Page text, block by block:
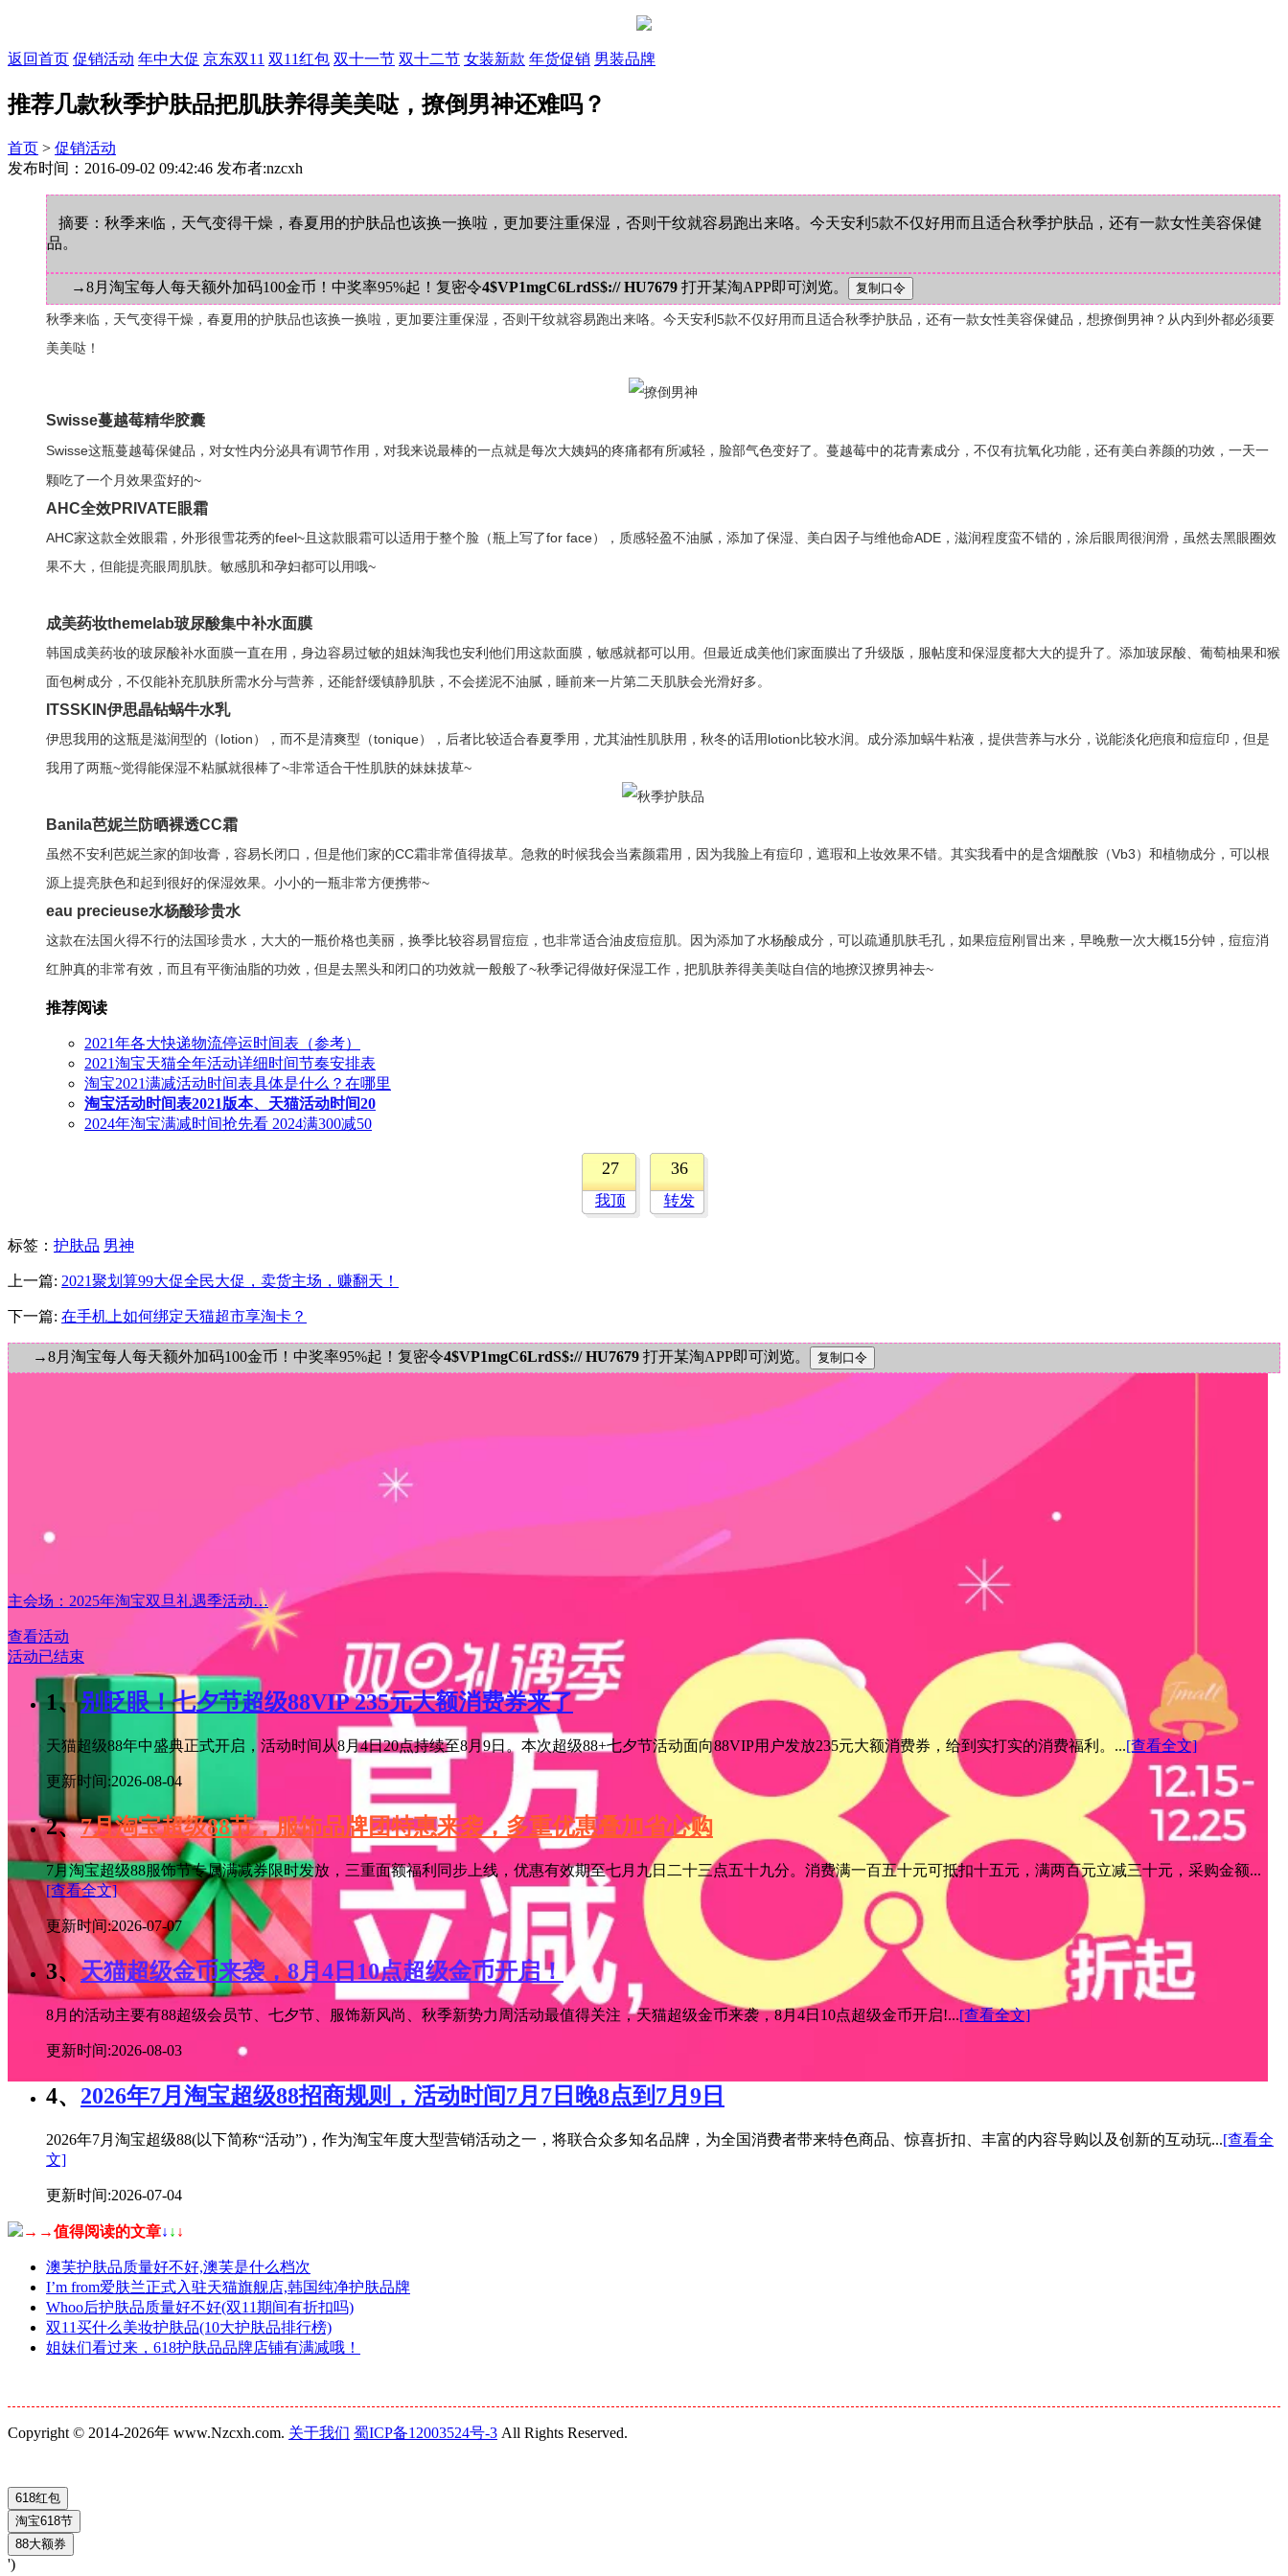
返回首页 促销活动 年中大促 京东双11 双11红包 双十一节 双十二节 女装新款 年货促销 男装品牌
推荐几款秋季护肤品把肌肤养得美美哒，撩倒男神还难吗？
首页 > 促销活动
发布时间：2016-09-02 09:42:46 发布者:nzcxh
摘要：秋季来临，天气变得干燥，春夏用的护肤品也该换一换啦，更加要注重保湿，否则干纹就容易跑出来咯。今天安利5款不仅好用而且适合秋季护肤品，还有一款女性美容保健
品。
→8月淘宝每人每天额外加码100金币！中奖率95%起！复密令4$VP1mgC6LrdS$:// HU7679 打开某淘APP即可浏览。
秋季来临，天气变得干燥，春夏用的护肤品也该换一换啦，更加要注重保湿，否则干纹就容易跑出来咯。今天安利5款不仅好用而且适合秋季护肤品，还有一款女性美容保健品，想撩倒男神？从内到外都必须要
美美哒！
Swisse蔓越莓精华胶囊
Swisse这瓶蔓越莓保健品，对女性内分泌具有调节作用，对我来说最棒的一点就是每次大姨妈的疼痛都有所减轻，脸部气色变好了。蔓越莓中的花青素成分，不仅有抗氧化功能，还有美白养颜的功效，一天一
颗吃了一个月效果蛮好的~
AHC全效PRIVATE眼霜
AHC家这款全效眼霜，外形很雪花秀的feel~且这款眼霜可以适用于整个脸（瓶上写了for face），质感轻盈不油腻，添加了保湿、美白因子与维他命ADE，滋润程度蛮不错的，涂后眼周很润滑，虽然去黑眼圈效
果不大，但能提亮眼周肌肤。敏感肌和孕妇都可以用哦~
成美药妆themelab玻尿酸集中补水面膜
韩国成美药妆的玻尿酸补水面膜一直在用，身边容易过敏的姐妹淘我也安利他们用这款面膜，敏感就都可以用。但最近成美他们家面膜出了升级版，服帖度和保湿度都大大的提升了。添加玻尿酸、葡萄柚果和猴
面包树成分，不仅能补充肌肤所需水分与营养，还能舒缓镇静肌肤，不会搓泥不油腻，睡前来一片第二天肌肤会光滑好多。
ITSSKIN伊思晶钻蜗牛水乳
伊思我用的这瓶是滋润型的（lotion），而不是清爽型（tonique），后者比较适合春夏季用，尤其油性肌肤用，秋冬的话用lotion比较水润。成分添加蜗牛粘液，提供营养与水分，说能淡化疤痕和痘痘印，但是
我用了两瓶~觉得能保湿不粘腻就很棒了~非常适合干性肌肤的妹妹拔草~
Banila芭妮兰防晒裸透CC霜
虽然不安利芭妮兰家的卸妆膏，容易长闭口，但是他们家的CC霜非常值得拔草。急救的时候我会当素颜霜用，因为我脸上有痘印，遮瑕和上妆效果不错。其实我看中的是含烟酰胺（Vb3）和植物成分，可以根
源上提亮肤色和起到很好的保湿效果。小小的一瓶非常方便携带~
eau precieuse水杨酸珍贵水
这款在法国火得不行的法国珍贵水，大大的一瓶价格也美丽，换季比较容易冒痘痘，也非常适合油皮痘痘肌。因为添加了水杨酸成分，可以疏通肌肤毛孔，如果痘痘刚冒出来，早晚敷一次大概15分钟，痘痘消
红肿真的非常有效，而且有平衡油脂的功效，但是去黑头和闭口的功效就一般般了~秋季记得做好保湿工作，把肌肤养得美美哒自信的地撩汉撩男神去~
推荐阅读
2021年各大快递物流停运时间表（参考）
2021淘宝天猫全年活动详细时间节奏安排表
淘宝2021满减活动时间表具体是什么？在哪里
淘宝活动时间表2021版本、天猫活动时间20
2024年淘宝满减时间抢先看 2024满300减50
27
我顶
36
转发
标签 ： 护肤品 男神
上一篇: 2021聚划算99大促全民大促，卖货主场，赚翻天！
下一篇: 在手机上如何绑定天猫超市享淘卡？
→8月淘宝每人每天额外加码100金币！中奖率95%起！复密令4$VP1mgC6LrdS$:// HU7679 打开某淘APP即可浏览。
主会场：2025年淘宝双旦礼遇季活动…
查看活动
活动已结束
1、别眨眼！七夕节超级88VIP 235元大额消费券来了
天猫超级88年中盛典正式开启，活动时间从8月4日20点持续至8月9日。本次超级88+七夕节活动面向88VIP用户发放235元大额消费券，给到实打实的消费福利。...[查看全文]
更新时间:2026-08-04
2、7月淘宝超级88节，服饰品牌团特惠来袭，多重优惠叠加省心购
7月淘宝超级88服饰节专属满减券限时发放，三重面额福利同步上线，优惠有效期至七月九日二十三点五十九分。消费满一百五十元可抵扣十五元，满两百元立减三十元，采购金额...
[查看全文]
更新时间:2026-07-07
3、天猫超级金币来袭，8月4日10点超级金币开启！
8月的活动主要有88超级会员节、七夕节、服饰新风尚、秋季新势力周活动最值得关注，天猫超级金币来袭，8月4日10点超级金币开启!...[查看全文]
更新时间:2026-08-03
4、 2026年7月淘宝超级88招商规则，活动时间7月7日晚8点到7月9日
2026年7月淘宝超级88(以下简称“活动”)，作为淘宝年度大型营销活动之一，将联合众多知名品牌，为全国消费者带来特色商品、惊喜折扣、丰富的内容导购以及创新的互动玩...[查看全
文]
更新时间:2026-07-04
→→值得阅读的文章↓ ↓ ↓
澳芙护肤品质量好不好,澳芙是什么档次
I’m from爱肤兰正式入驻天猫旗舰店,韩国纯净护肤品牌
Whoo后护肤品质量好不好(双11期间有折扣吗)
双11买什么美妆护肤品(10大护肤品排行榜)
姐妹们看过来，618护肤品品牌店铺有满减哦！
Copyright © 2014-2026年 www.Nzcxh.com. 关于我们 蜀ICP备12003524号-3 All Rights Reserved.
')